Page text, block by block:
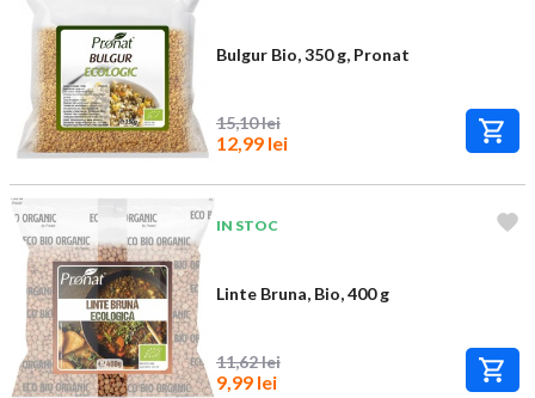
Bulgur Bio, 350 g, Pronat
15,10 lei
12,99 lei
IN STOC
Linte Bruna, Bio, 400 g
11,62 lei
9,99 lei